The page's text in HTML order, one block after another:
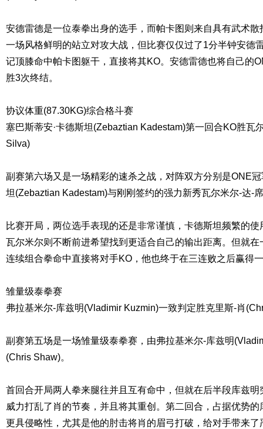
安德雷德是一位泰拳出身的选手，而帕卡图则来自具有武术
一场风格鲜明的站立对攻大战，但比赛仅仅过了1分半钟安德
记顶膝命中帕卡图躯干，直接将其KO。安德雷德也将自己的
胜3次终结。
协议体重(87.30KG)综合格斗赛
塞巴斯蒂安·卡德斯坦(Zebaztian Kadestam)第一回合KO胜瓦
Silva)
副赛第六场又是一场精彩的速杀之战，对阵双方分别是ONE
坦(Zebaztian Kadestam)与刚刚签约的强力新秀瓦尔米尔-达-
比赛开局，两位选手表现的还是非常谨慎，卡德斯坦频繁的
瓦尔米尔则不断前进希望找到更适合自己的输出距离。但就
连续组合拳命中直接将对手KO，他也终于在三连败之后赢得
雏量级泰拳赛
弗拉基米尔-库兹明(Vladimir Kuzmin)一致判定胜克里斯-肖
副赛第五场是一场雏量级泰拳赛，由弗拉基米尔-库兹明
(Chris Shaw)。
首回合开局两人拳来腿往并且互有命中，但就在后半段库兹
威力打乱了肖的节奏，并且将其重创。第二回合，占据优势
更具侵略性，尤其是他的肘击将肖的眉弓打破，给对手带来